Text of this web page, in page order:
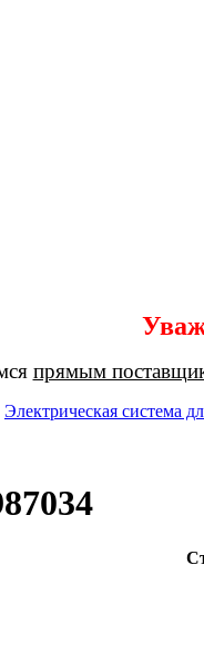
прямым
Электрическая система